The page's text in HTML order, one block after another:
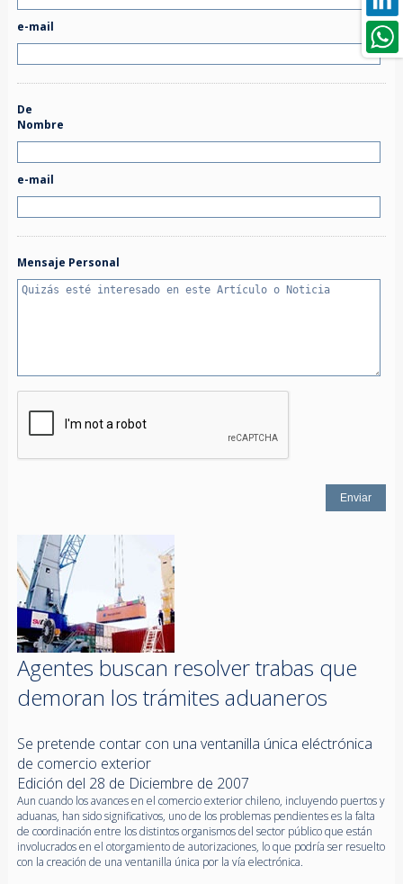
e-mail
De
Nombre
e-mail
Mensaje Personal
Agentes buscan resolver trabas que
demoran los trámites aduaneros
Se pretende contar con una ventanilla única eléctrónica
de comercio exterior
Edición del 28 de Diciembre de 2007
Aun cuando los avances en el comercio exterior chileno, incluyendo puertos y
aduanas, han sido significativos, uno de los problemas pendientes es la falta
de coordinación entre los distintos organismos del sector público que están
involucrados en el otorgamiento de autorizaciones, lo que podría ser resuelto
con la creación de una ventanilla única por la vía electrónica.